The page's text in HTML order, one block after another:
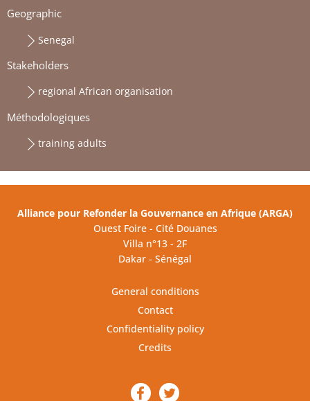
Geographic
Senegal
Stakeholders
regional African organisation
Méthodologiques
training adults
Alliance pour Refonder la Gouvernance en Afrique (ARGA)
Ouest Foire - Cité Douanes
Villa n°13 - 2F
Dakar - Sénégal
General conditions
Contact
Confidentiality policy
Credits